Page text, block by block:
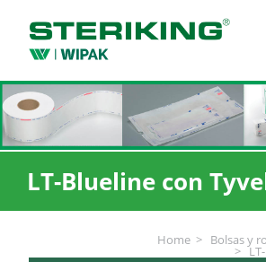
LT-Blueline con
Home Bolsas y